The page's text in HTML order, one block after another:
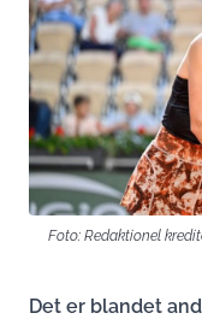
Foto: Redaktionel
Det er blandet